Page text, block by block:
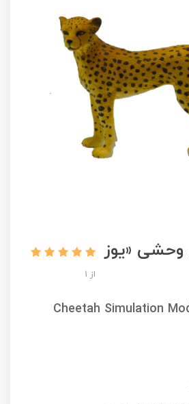
وحشی «یوز
از 1
Cheetah Simulation